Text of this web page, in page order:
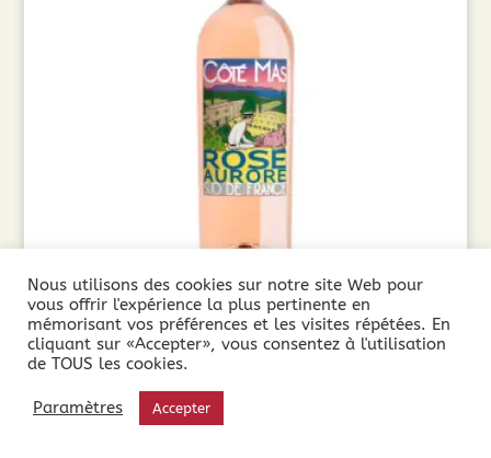
Côté Mas, Rosé Aurore Magnum (1.5L ) 2024
11,90€
Nous utilisons des cookies sur notre site Web pour
vous offrir l'expérience la plus pertinente en
mémorisant vos préférences et les visites répétées. En
cliquant sur «Accepter», vous consentez à l'utilisation
de TOUS les cookies.
Paramètres Accepter